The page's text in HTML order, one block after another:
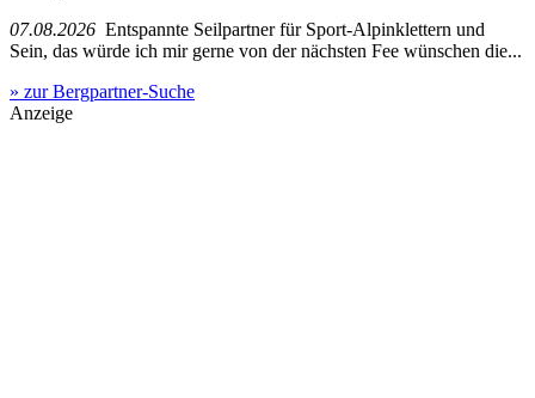
07.08.2026 Entspannte Seilpartner für Sport-Alpinklettern und
Sein, das würde ich mir gerne von der nächsten Fee wünschen die...
» zur Bergpartner-Suche
Anzeige